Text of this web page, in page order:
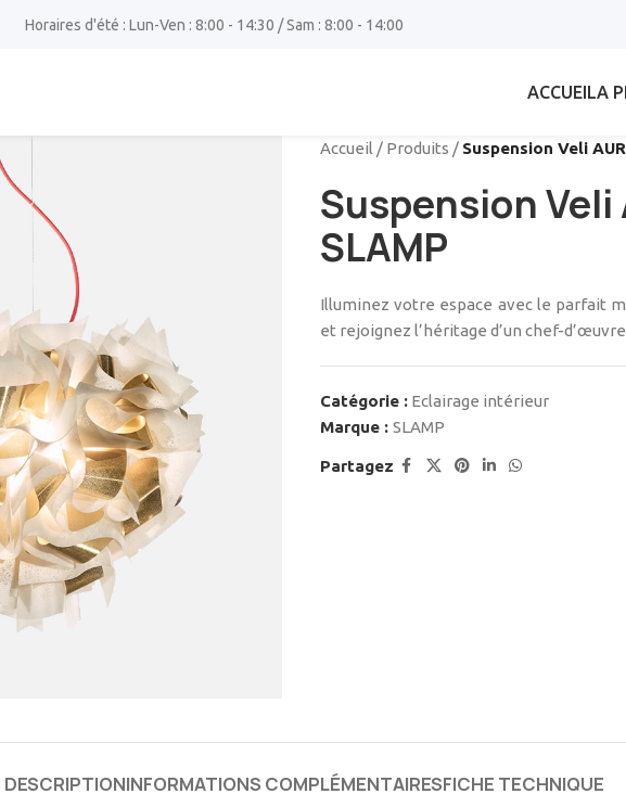
Horaires d'été : Lun-Ven : 8:00 - 14:30 / Sam : 8:00 - 14:00
ACCUEILA
Accueil / Produits / Suspension Veli
Suspension Veli
SLAMP
Illuminez votre espace avec le parfait
et rejoignez l’héritage d’un chef-
Catégorie : Eclairage intérieur
Marque : SLAMP
Partagez
DESCRIPTIONINFORMATIONS COMPLÉMENTAIRESFICHE TECHNIQUE